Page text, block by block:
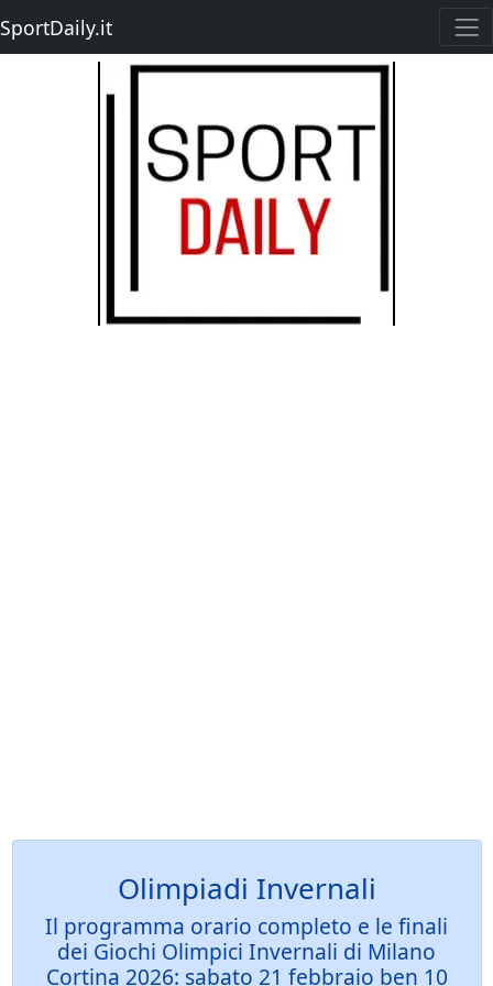
SportDaily.it
Olimpiadi Invernali
Il programma orario completo e le finali
dei Giochi Olimpici Invernali di Milano
Cortina 2026: sabato 21 febbraio ben 10